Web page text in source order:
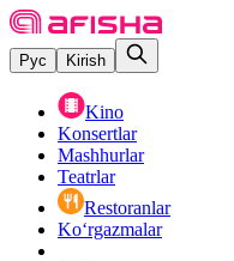
Рус Kirish
Kino
Konsertlar
Mashhurlar
Teatrlar
Restoranlar
Ko‘rgazmalar